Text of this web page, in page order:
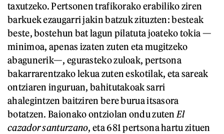
taxutzeko. Pertsonen trafikorako erabiliko ziren
barkuek ezaugarri jakin batzuk zituzten: besteak
beste, bostehun bat lagun pilatuta joateko tokia —
minimoa, apenas izaten zuten eta mugitzeko
abagunerik—, egurasteko zuloak, pertsona
bakarrarentzako lekua zuten eskotilak, eta sareak
ontziaren inguruan, bahitutakoak sarri
ahalegintzen baitziren bere burua itsasora
botatzen. Baionako ontziolan ondu zuten El
cazador santurzano, eta 681 pertsona hartu zituen